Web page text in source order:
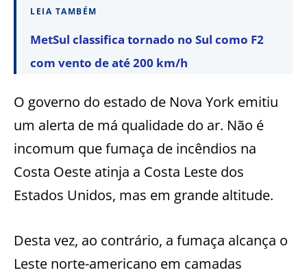
LEIA TAMBÉM
MetSul classifica tornado no Sul como F2
com vento de até 200 km/h
O governo do estado de Nova York emitiu
um alerta de má qualidade do ar. Não é
incomum que fumaça de incêndios na
Costa Oeste atinja a Costa Leste dos
Estados Unidos, mas em grande altitude.
Desta vez, ao contrário, a fumaça alcança o
Leste norte-americano em camadas